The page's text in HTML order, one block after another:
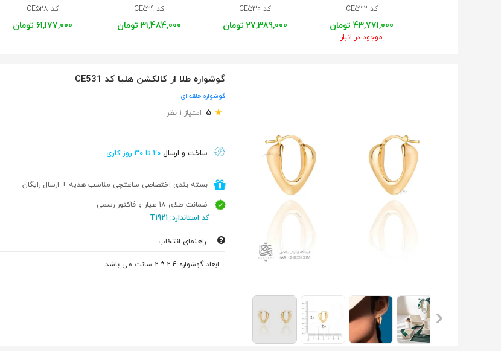
کد CE532
43,771,000 تومان
موجود در انبار
کد CE530
27,389,000 تومان
کد CE529
31,484,000 تومان
کد CE528
61,177,000 تومان
گوشواره طلا از کالکشن هلیا کد CE531
گوشواره حلقه ای
★
5 امتیاز 1 نظر
ساخت و ارسال 20 تا 30 روز کاری
بسته بندی اختصاصی ساعتچی مناسب هدیه + ارسال رایگان
ضمانت طلای 18 عیار و فاکتور رسمی
کد استاندارد: T1921
راهنمای انتخاب
ابعاد گوشواره 2.4 * 2 سانت می باشد.